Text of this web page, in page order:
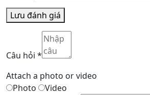
Lưu đánh giá
Câu hỏi *
Attach a photo or video
Photo
Video